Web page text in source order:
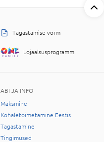
Tagastamise vorm
Lojaalsusprogramm
ABI JA INFO
Maksmine
Kohaletoimetamine Eestis
Tagastamine
Tingimused